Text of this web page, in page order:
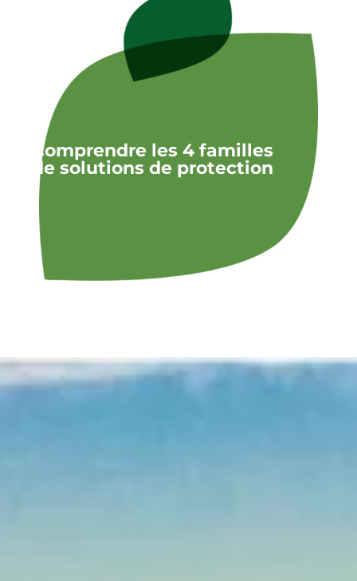
Comprendre les 4 familles
de solutions de protection